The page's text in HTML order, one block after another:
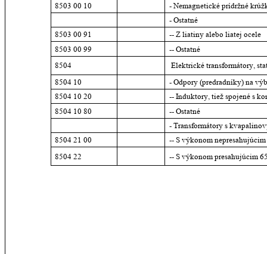
8503 00 10
- Nemagnetické prídržné
- Ostatné
8503 00 91
-- Z liatiny alebo liatej ocele
8503 00 99
-- Ostatné
8504
Elektrické transformátory,
8504 10
- Odpory (predradníky) na
8504 10 20
-- Induktory, tiež spojené s
8504 10 80
-- Ostatné
- Transformátory s
8504 21 00
-- S výkonom
8504 22
-- S výkonom presahujúcim